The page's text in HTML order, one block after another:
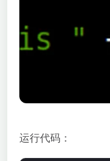
运行代码：